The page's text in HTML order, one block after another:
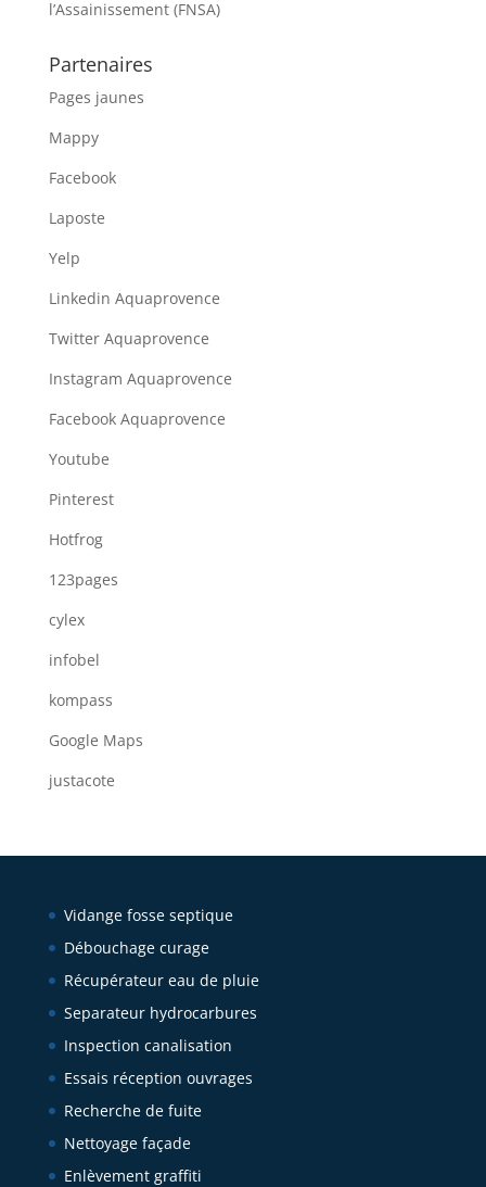
l’Assainissement (FNSA)
Partenaires
Pages jaunes
Mappy
Facebook
Laposte
Yelp
Linkedin Aquaprovence
Twitter Aquaprovence
Instagram Aquaprovence
Facebook Aquaprovence
Youtube
Pinterest
Hotfrog
123pages
cylex
infobel
kompass
Google Maps
justacote
Vidange fosse septique
Débouchage curage
Récupérateur eau de pluie
Separateur hydrocarbures
Inspection canalisation
Essais réception ouvrages
Recherche de fuite
Nettoyage façade
Enlèvement graffiti